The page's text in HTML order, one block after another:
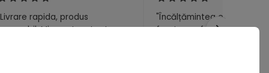
rapida, produs
Mi-au atras toate
"Încălțămintea e superbă și
foarte confortabilă. Cu